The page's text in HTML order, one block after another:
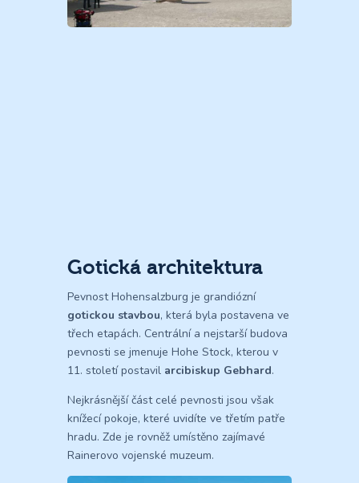
Gotická architektura
Pevnost Hohensalzburg je grandiózní
gotickou stavbou, která byla postavena ve
třech etapách. Centrální a nejstarší budova
pevnosti se jmenuje Hohe Stock, kterou v
11. století postavil arcibiskup Gebhard.
Nejkrásnější část celé pevnosti jsou však
knížecí pokoje, které uvidíte ve třetím patře
hradu. Zde je rovněž umístěno zajímavé
Rainerovo vojenské muzeum.